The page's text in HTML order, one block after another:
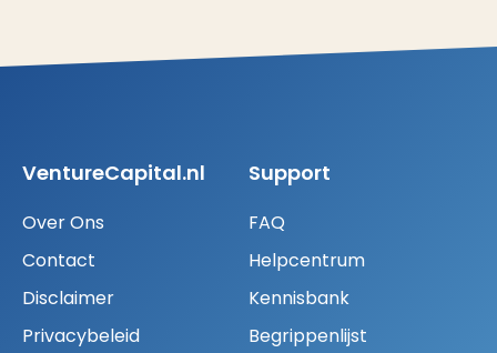
VentureCapital.nl
Over Ons
Contact
Disclaimer
Privacybeleid
Support
FAQ
Helpcentrum
Kennisbank
Begrippenlijst